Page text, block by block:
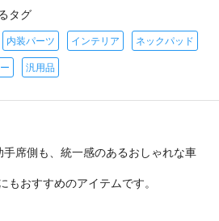
タグ
内装パーツ インテリア ネックパッド
汎用品
席側も、統一感のあるおしゃれな車
もおすすめのアイテムです。